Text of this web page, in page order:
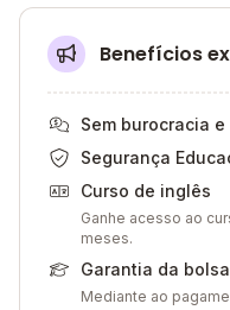
Benefícios
Sem burocracia
Segurança
Curso de inglês
Ganhe acesso ao
meses.
Garantia da
Mediante ao